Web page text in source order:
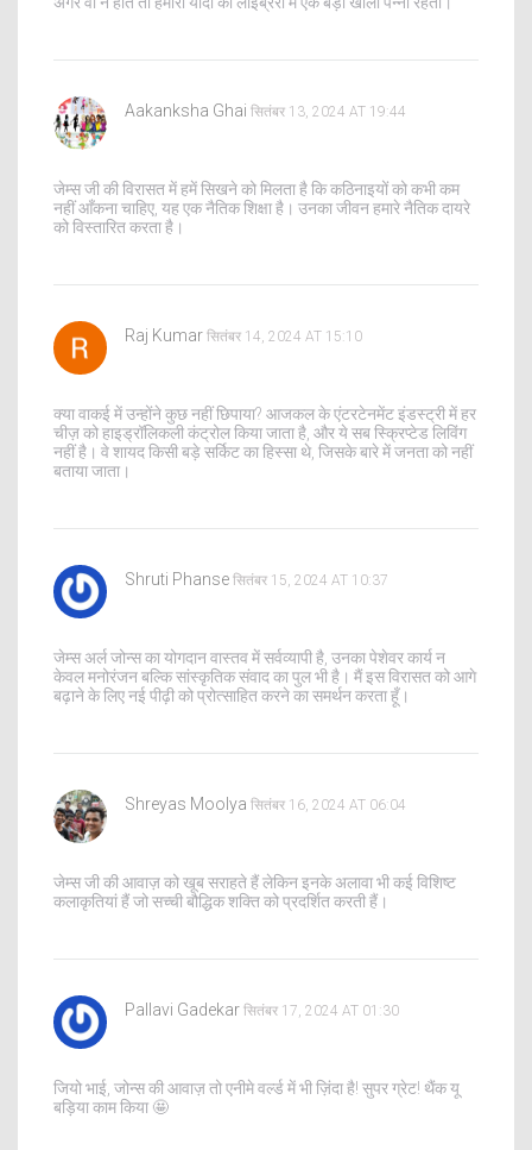
Aakanksha Ghai सितंबर 13, 2024 AT 19:44
जेम्स जी की विरासत में हमें सिखने को मिलता है कि कठिनाइयों को कभी कम
नहीं आँकना चाहिए, यह एक नैतिक शिक्षा है। उनका जीवन हमारे नैतिक दायरे
को विस्तारित करता है।
Raj Kumar सितंबर 14, 2024 AT 15:10
क्या वाकई में उन्होंने कुछ नहीं छिपाया? आजकल के एंटरटेनमेंट इंडस्ट्री में हर
चीज़ को हाइड्रॉलिकली कंट्रोल किया जाता है, और ये सब स्क्रिप्टेड लिविंग
नहीं है। वे शायद किसी बड़े सर्किट का हिस्सा थे, जिसके बारे में जनता को नहीं
बताया जाता।
Shruti Phanse सितंबर 15, 2024 AT 10:37
जेम्स अर्ल जोन्स का योगदान वास्तव में सर्वव्यापी है, उनका पेशेवर कार्य न
केवल मनोरंजन बल्कि सांस्कृतिक संवाद का पुल भी है। मैं इस विरासत को आगे
बढ़ाने के लिए नई पीढ़ी को प्रोत्साहित करने का समर्थन करता हूँ।
Shreyas Moolya सितंबर 16, 2024 AT 06:04
जेम्स जी की आवाज़ को खूब सराहते हैं लेकिन इनके अलावा भी कई विशिष्ट
कलाकृतियां हैं जो सच्ची बौद्धिक शक्ति को प्रदर्शित करती हैं।
Pallavi Gadekar सितंबर 17, 2024 AT 01:30
जियो भाई, जोन्स की आवाज़ तो एनीमे वर्ल्ड में भी ज़िंदा है! सुपर ग्रेट! थैंक यू
बड़िया काम किया 🤩